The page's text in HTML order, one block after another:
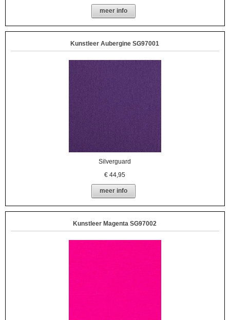
meer info
Kunstleer Aubergine SG97001
Silverguard
€44,95
meer info
Kunstleer Magenta SG97002